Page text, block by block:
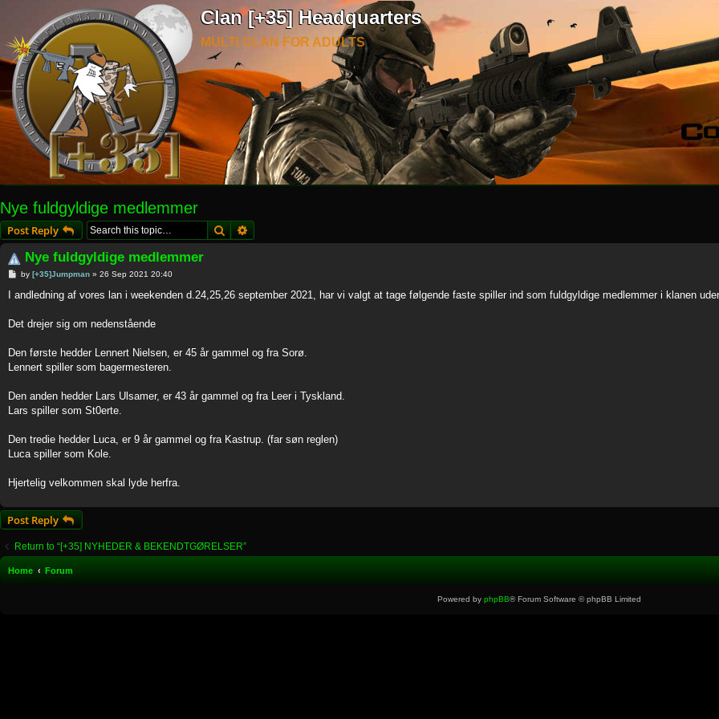
Clan [+35] Headquarters
MULTI CLAN FOR ADULTS
Nye fuldgyldige medlemmer
Post Reply SearchAdvanced search
Nye fuldgyldige medlemmer
P
s
by [+35]Jumpman» 26 Sep 2021 20:40
I andledning af vores lan i weekenden d.24,25,26 september 2021, har vi valgt at tage følgende faste spiller ind som fuldgyldige medlemmer i klanen
Det drejer sig om nedenstående
Den første hedder Lennert Nielsen, er 45 år gammel og fra Sorø.
Lennert spiller som bagermesteren.
Den anden hedder Lars Ulsamer, er 43 år gammel og fra Leer i Tyskland.
Lars spiller som St0erte.
Den tredie hedder Luca, er 9 år gammel og fra Kastrup. (far søn reglen)
Luca spiller som Kole.
Hjertelig velkommen skal lyde herfra.
Post Reply
Return to “[+35] NYHEDER & BEKENDTGØRELSER”
Home Forum
Powered by phpBB® Forum Software © phpBB Limited